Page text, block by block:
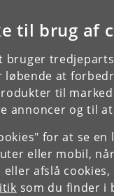
til brug af
bruger
at
til
annoncer og til
for at se
eller mobil,
eller afslå
som du finder i